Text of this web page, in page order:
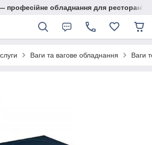
професійне обладнання для ресторанів,
Ваги та вагове обладнання Ваги